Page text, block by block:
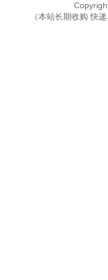
（本站长期收购 快